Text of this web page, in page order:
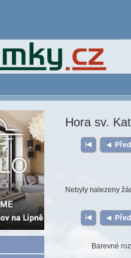
Hora sv.
Nebyly nalezeny
Barevné